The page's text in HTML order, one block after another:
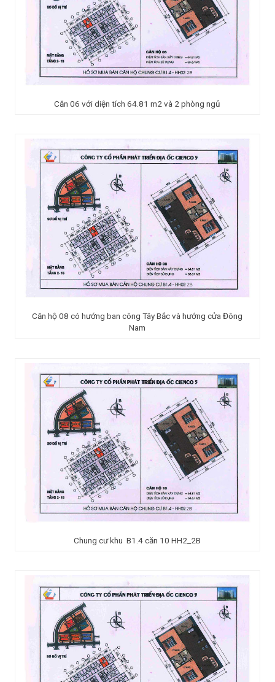
Căn 06 với diện tích 64.81 m2 và 2 phòng ngủ
Căn hộ 08 có hướng ban công Tây Bắc và hướng cửa Đông
Nam
Chung cư khu B1.4 căn 10 HH2_2B